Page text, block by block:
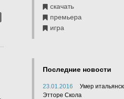
скачать
премьера
игра
Последние новости
23.01.2016
Умер
Этторе Скола